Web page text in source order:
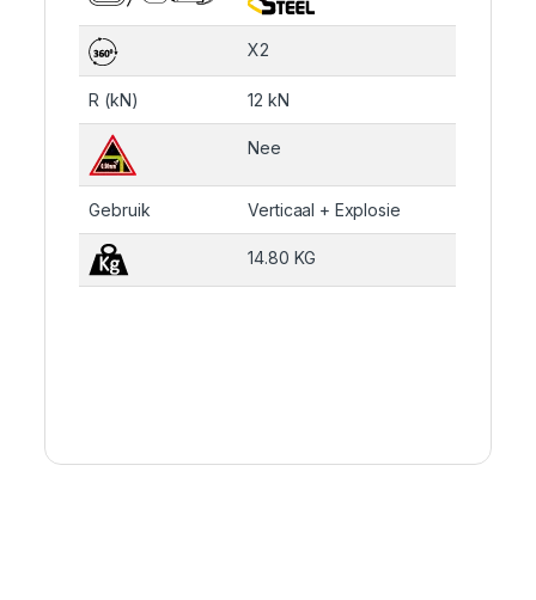
X2
R (kN) 12 kN
Nee
Gebruik Verticaal + Explosie
14.80 KG